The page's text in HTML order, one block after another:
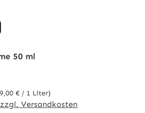
50 ml
€ / 1 Liter)
Versandkosten